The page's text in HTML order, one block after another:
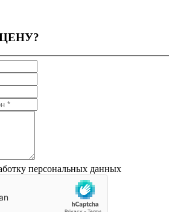
персональных данных